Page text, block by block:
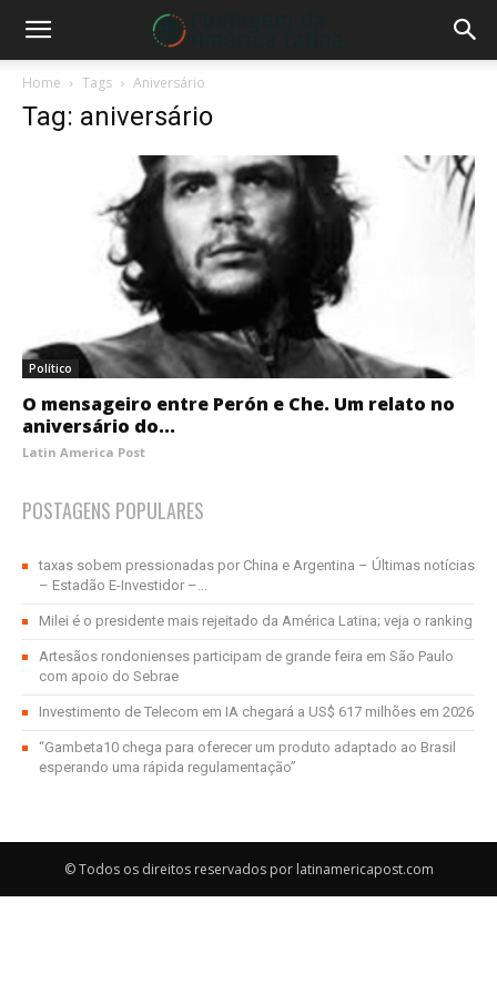
Home Tags Aniversário
Tag: aniversário
Político
O mensageiro entre Perón e Che. Um relato no
aniversário do...
Latin America Post
POSTAGENS POPULARES
taxas sobem pressionadas por China e Argentina – Últimas notícias
– Estadão E-Investidor –...
Milei é o presidente mais rejeitado da América Latina; veja o ranking
Artesãos rondonienses participam de grande feira em São Paulo
com apoio do Sebrae
Investimento de Telecom em IA chegará a US$ 617 milhões em 2026
“Gambeta10 chega para oferecer um produto adaptado ao Brasil
esperando uma rápida regulamentação”
© Todos os direitos reservados por latinamericapost.com